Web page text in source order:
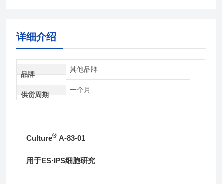
详细介绍
品牌
其他品牌
供货周期
一个月
Culture® A-83-01
用于ES·IPS细胞研究